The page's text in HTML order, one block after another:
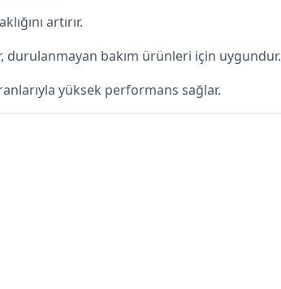
artırır.
durulanmayan bakım ürünleri için uygundur.
yüksek performans sağlar.